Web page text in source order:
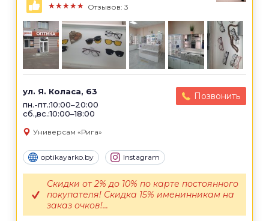
★★★★★ Отзывов: 3
ул. Я. Коласа, 63
пн.-пт.:10:00–20:00
сб.,вс.:10:00–18:00
Позвонить
Универсам «Рига»
optikayarko.by Instagram
Скидки от 2% до 10% по карте постоянного
покупателя! Скидка 15% именинникам на
заказ очков!...